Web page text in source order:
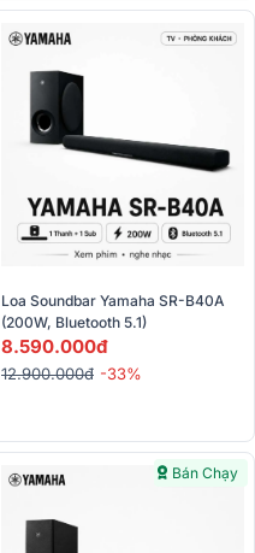
Loa Soundbar Yamaha SR-B40A
(200W, Bluetooth 5.1)
8.590.000đ
12.900.000đ -33%
Bán Chạy